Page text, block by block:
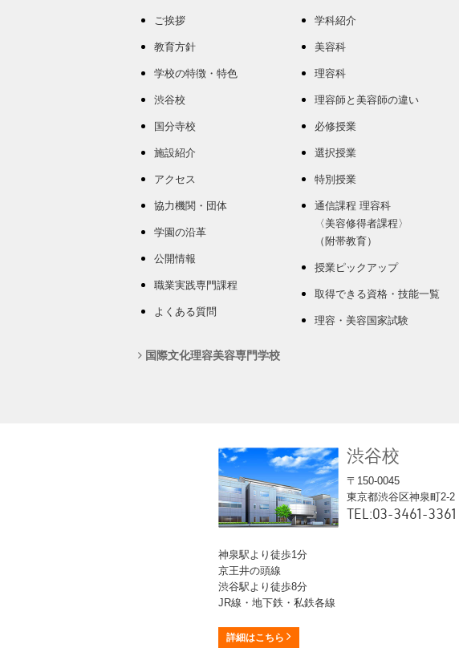
ご挨拶
教育方針
学校の特徴・特色
渋谷校
国分寺校
施設紹介
アクセス
協力機関・団体
学園の沿革
公開情報
職業実践専門課程
よくある質問
国際文化理容美容専門学校
学科紹介
美容科
理容科
理容師と美容師の違い
必修授業
選択授業
特別授業
通信課程 理容科
〈美容修得者課程〉
（附帯教育）
授業ピックアップ
取得できる資格・技能一覧
理容・美容国家試験
渋谷校
〒150-0045
東京都渋谷区神泉町2-2
TEL:03-3461-3361
神泉駅より徒歩1分
京王井の頭線
渋谷駅より徒歩8分
JR線・地下鉄・私鉄各線
詳細はこちら